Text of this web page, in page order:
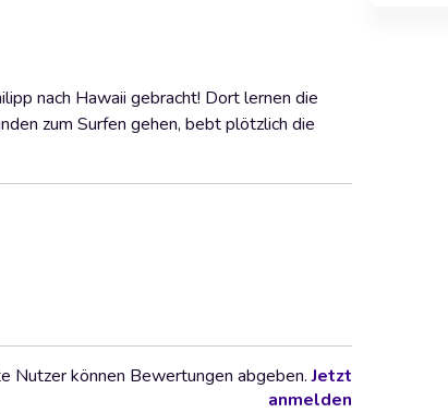
nach Hawaii gebracht! Dort lernen die
zum Surfen gehen, bebt plötzlich die
Nutzer können Bewertungen abgeben.Jetzt
anmelden